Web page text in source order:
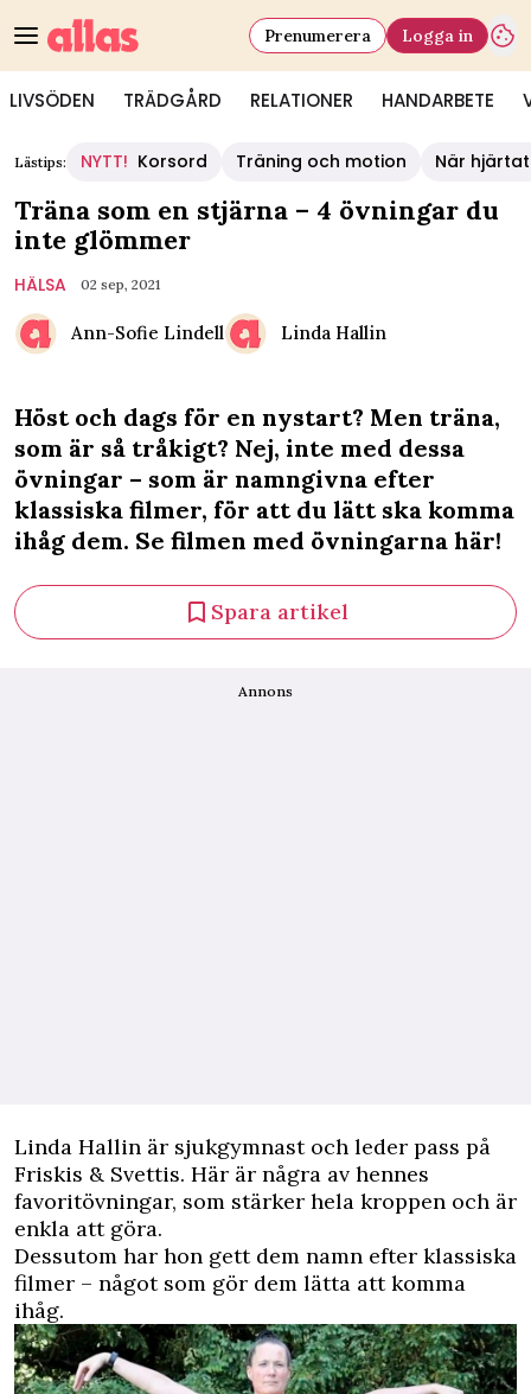
LIVSÖDEN TRÄDGÅRD RELATIONER HANDARBETE
Prenumerera Logga in
Lästips: NYTT! Korsord Träning och motion När
Träna som en stjärna – 4 övningar du
inte glömmer
HÄLSA 02 sep, 2021
Ann-Sofie Lindell Linda Hallin
Höst och dags för en nystart? Men träna,
som är så tråkigt? Nej, inte med dessa
övningar – som är namngivna efter
klassiska filmer, för att du lätt ska komma
ihåg dem. Se filmen med övningarna här!
Spara artikel
Annons
Linda Hallin är sjukgymnast och leder pass på
Friskis & Svettis. Här är några av hennes
favoritövningar, som stärker hela kroppen och är
enkla att göra.
Dessutom har hon gett dem namn efter klassiska
filmer – något som gör dem lätta att komma
ihåg.